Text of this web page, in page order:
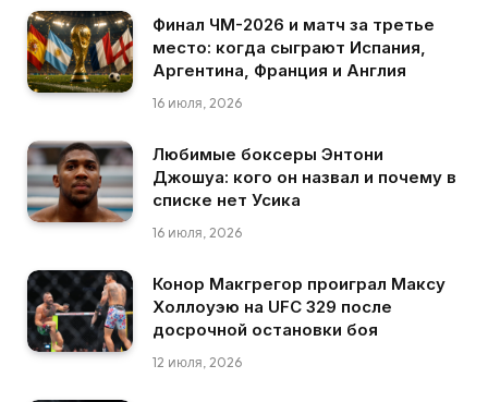
Финал ЧМ-2026 и матч за третье
место: когда сыграют Испания,
Аргентина, Франция и Англия
16 июля, 2026
Любимые боксеры Энтони
Джошуа: кого он назвал и почему в
списке нет Усика
16 июля, 2026
Конор Макгрегор проиграл Максу
Холлоуэю на UFC 329 после
досрочной остановки боя
12 июля, 2026